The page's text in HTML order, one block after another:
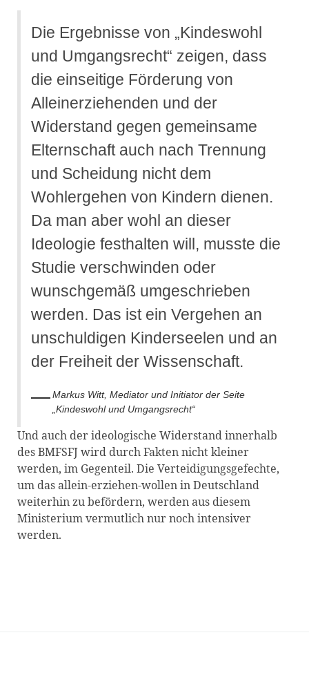
Die Ergebnisse von „Kindeswohl
und Umgangsrecht“ zeigen, dass
die einseitige Förderung von
Alleinerziehenden und der
Widerstand gegen gemeinsame
Elternschaft auch nach Trennung
und Scheidung nicht dem
Wohlergehen von Kindern dienen.
Da man aber wohl an dieser
Ideologie festhalten will, musste die
Studie verschwinden oder
wunschgemäß umgeschrieben
werden. Das ist ein Vergehen an
unschuldigen Kinderseelen und an
der Freiheit der Wissenschaft.
Markus Witt, Mediator und Initiator der Seite
„Kindeswohl und Umgangsrecht“
Und auch der ideologische Widerstand innerhalb
des BMFSFJ wird durch Fakten nicht kleiner
werden, im Gegenteil. Die Verteidigungsgefechte,
um das allein-erziehen-wollen in Deutschland
weiterhin zu befördern, werden aus diesem
Ministerium vermutlich nur noch intensiver
werden.